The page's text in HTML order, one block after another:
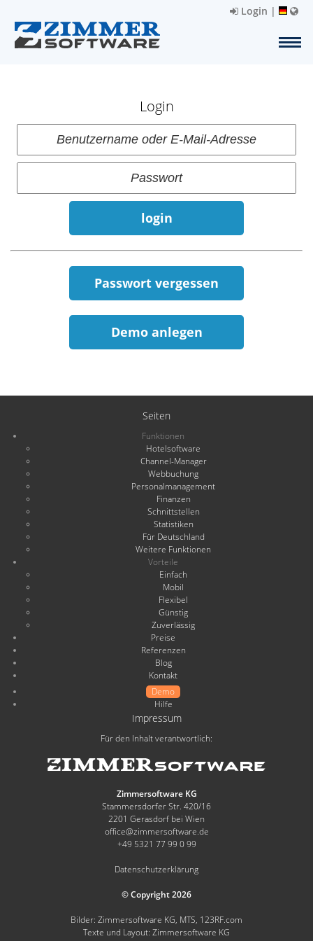
Login |
Login
login
Passwort vergessen
Demo anlegen
Seiten
Funktionen
Hotelsoftware
Channel-Manager
Webbuchung
Personalmanagement
Finanzen
Schnittstellen
Statistiken
Für Deutschland
Weitere Funktionen
Vorteile
Einfach
Mobil
Flexibel
Günstig
Zuverlässig
Preise
Referenzen
Blog
Kontakt
Demo
Hilfe
Impressum
Für den Inhalt verantwortlich:
Zimmersoftware KG
Stammersdorfer Str. 420/16
2201 Gerasdorf bei Wien
office@zimmersoftware.de
+49 5321 77 99 0 99
Datenschutzerklärung
© Copyright 2026
Bilder: Zimmersoftware KG, MTS, 123RF.com
Texte und Layout: Zimmersoftware KG